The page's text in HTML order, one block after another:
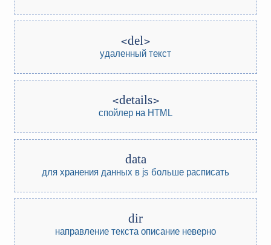
del
удаленный текст
details
спойлер на HTML
data
для хранения данных в js больше расписать
dir
направление текста описание неверно